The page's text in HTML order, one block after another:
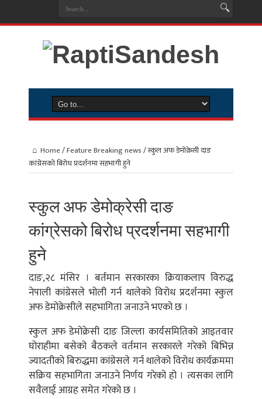
Home/Feature Breaking news/स्कुल अफ डेमोक्रेसी दाङ
कांग्रेसको बिरोध प्रदर्शनमा सहभागी हुने
स्कुल अफ डेमोक्रेसी दाङ
कांग्रेसको बिरोध प्रदर्शनमा सहभागी
हुने
दाङ,२८ मंसिर । बर्तमान सरकारका क्रियाकलाप विरुद्ध
नेपाली कांग्रेसले भोली गर्न थालेको विरोध प्रदर्शनमा स्कुल
अफ डेमोक्रेसीले सहभागिता जनाउने भएको छ ।
स्कुल अफ डेमोक्रेसी दाङ जिल्ला कार्यसमितिको आइतवार
घोराहीमा बसेको बैठकले वर्तमान सरकारले गरेको बिभिन्न
ज्यादतीको बिरुद्धमा कांग्रेसले गर्न थालेको विरोध कार्यक्रममा
सक्रिय सहभागिता जनाउने निर्णय गरेको हो । त्यसका लागि
सवैलाई आग्रह समेत गरेको छ ।